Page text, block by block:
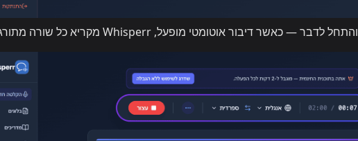
והתחל לדבר — כאשר דיבור אוטומטי מופעל, Whisperr מקריא כל שורה מתורגמת בקול בעת הופעתה